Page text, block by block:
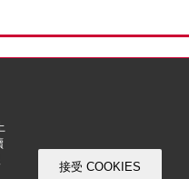
接受 COOKIES
有限公司)